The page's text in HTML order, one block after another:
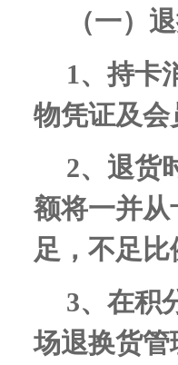
（一）
1、持卡
物凭证及会
2、退货
额将一并
足，不足比
3、在积
场退换货